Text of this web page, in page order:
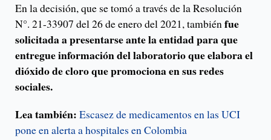
En la decisión, que se tomó a través de la Resolución
N°. 21-33907 del 26 de enero del 2021, tambiénfue
solicitada a presentarse ante la entidad para que
entregue información del laboratorio que elabora el
dióxido de cloro que promociona en sus redes
sociales.
Lea también: Escasez de medicamentos en las UCI
pone en alerta a hospitales en Colombia